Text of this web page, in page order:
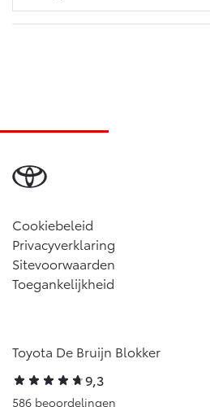
Cookiebeleid
Privacyverklaring
Sitevoorwaarden
Toegankelijkheid
Toyota De Bruijn Blokker
9,3
586 beoordelingen